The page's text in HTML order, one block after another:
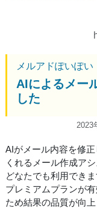
メルアドぽいぽい
AIによるメー
した
2023
AIがメール内容を修
くれるメール作成ア
どなたでも利用できま
プレミアムプランが
ため結果の品質が向上